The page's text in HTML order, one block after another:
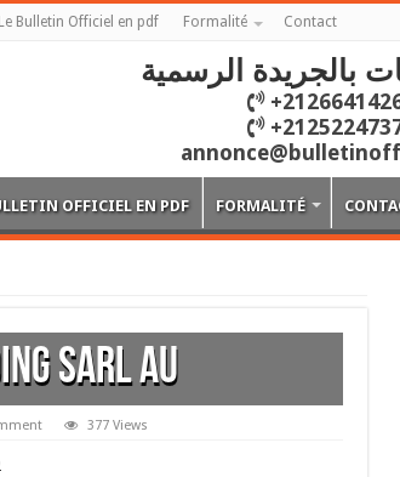
Le Bulletin Officiel en pdf Formalité Contact
بالجريدة الرسمية
OFFICIEL EN PDF FORMALITÉ
SARL AU
377 Views